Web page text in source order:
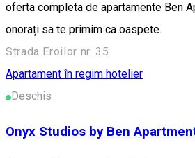
oferta completa de apartamente Ben
onorați sa te primim ca oaspete.
Strada Eroilor nr. 35
Apartament în regim hotelier
Deschis
Onyx Studios by Ben